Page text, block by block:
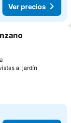
Ver precios
al jardín